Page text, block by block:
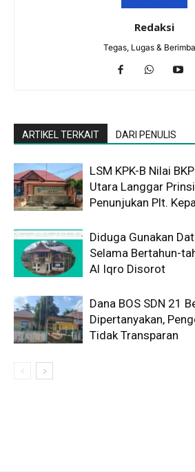
Redaksi
Tegas, Lugas &
ARTIKEL TERKAIT DARI PENULIS
LSM KPK-B Nilai
Utara Langgar
Penunjukan Plt.
Diduga Gunakan
Selama Bertahun-
Al Iqro Disorot
Dana BOS SDN 21
Dipertanyakan,
Tidak Transparan